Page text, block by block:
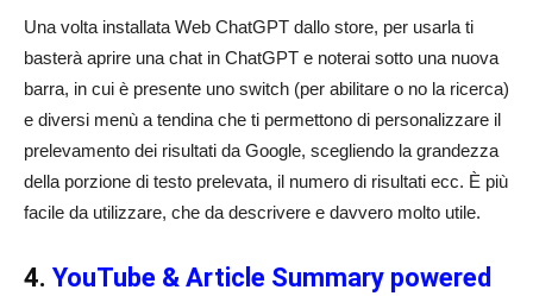
Una volta installata Web ChatGPT dallo store, per usarla ti
basterà aprire una chat in ChatGPT e noterai sotto una nuova
barra, in cui è presente uno switch (per abilitare o no la ricerca)
e diversi menù a tendina che ti permettono di personalizzare il
prelevamento dei risultati da Google, scegliendo la grandezza
della porzione di testo prelevata, il numero di risultati ecc. È più
facile da utilizzare, che da descrivere e davvero molto utile.
4. YouTube & Article Summary powered